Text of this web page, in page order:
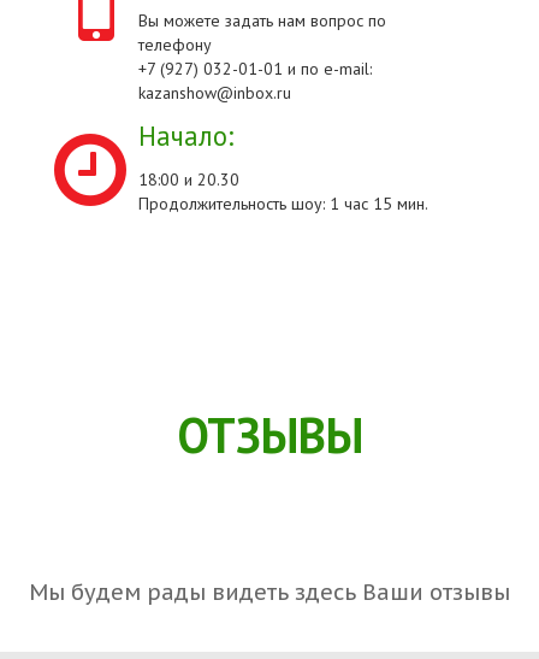
Вы можете задать нам вопрос по
телефону
+7 (927) 032-01-01 и по e-mail:
kazanshow@inbox.ru
Начало:
18:00 и 20.30
Продолжительность шоу: 1 час 15 мин.
ОТЗЫВЫ
Мы будем рады видеть здесь Ваши отзывы